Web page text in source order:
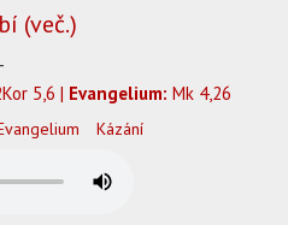
(več.)
5,6 | Evangelium: Mk 4,26
Kázání